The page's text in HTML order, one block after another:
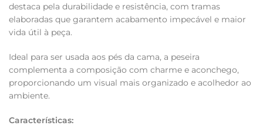
destaca pela durabilidade e resistência, com tramas
elaboradas que garantem acabamento impecável e maior
vida útil à peça.
Ideal para ser usada aos pés da cama, a peseira
complementa a composição com charme e aconchego,
proporcionando um visual mais organizado e acolhedor ao
ambiente.
Características: